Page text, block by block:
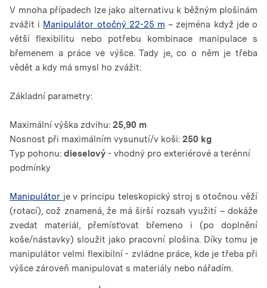
V mnoha případech lze jako alternativu k běžným plošinám
zvážit i Manipulátor otočný 22-25 m – zejména když jde o
větší flexibilitu nebo potřebu kombinace manipulace s
břemenem a práce ve výšce. Tady je, co o něm je třeba
vědět a kdy má smysl ho zvážit:
Základní parametry:
Maximální výška zdvihu: 25,90 m
Nosnost při maximálním vysunutí/v koši: 250 kg
Typ pohonu: dieselový - vhodný pro exteriérové ​​a terénní
podmínky
Manipulátor je v principu teleskopický stroj s otočnou věží
(rotací), což znamená, že má širší rozsah využití – dokáže
zvedat materiál, přemísťovat břemeno i (po doplnění
koše/nástavky) sloužit jako pracovní plošina. Díky tomu je
manipulátor velmi flexibilní - zvládne práce, kde je třeba při
výšce zároveň manipulovat s materiály nebo nářadím.